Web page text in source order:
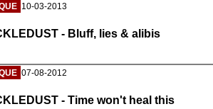
10-03-2013
- Bluff, lies & alibis
07-08-2012
- Time won't heal this